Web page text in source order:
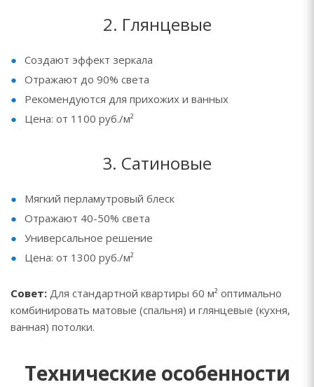
2. Глянцевые
Создают эффект зеркала
Отражают до 90% света
Рекомендуются для прихожих и ванных
Цена: от 1100 руб./м²
3. Сатиновые
Мягкий перламутровый блеск
Отражают 40-50% света
Универсальное решение
Цена: от 1300 руб./м²
Совет: Для стандартной квартиры 60 м² оптимально
комбинировать матовые (спальня) и глянцевые (кухня,
ванная) потолки.
Технические особенности